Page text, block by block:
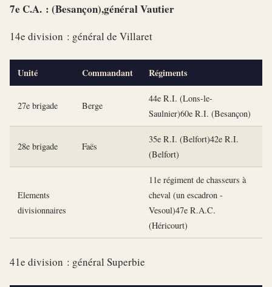
7e C.A. : (Besançon),général Vautier
14e division : général de Villaret
Unité Commandant Régiments
27e brigade Berge
44e R.I. (Lons-le-
Saulnier)60e R.I. (Besançon)
28e brigade Faës
35e R.I. (Belfort)42e R.I.
(Belfort)
Elements
divisionnaires
11e régiment de chasseurs à
cheval (un escadron -
Vesoul)47e R.A.C.
(Héricourt)
41e division : général Superbie